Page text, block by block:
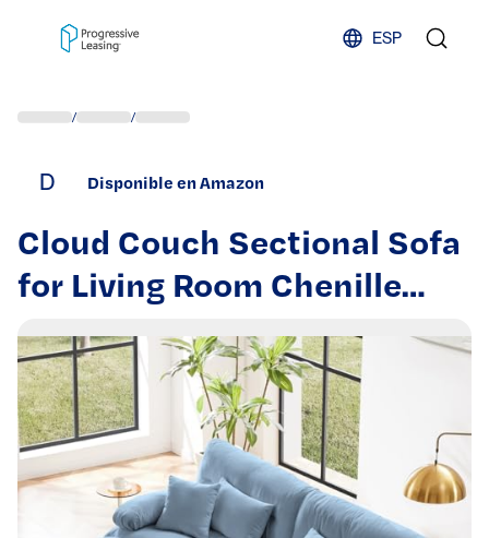
ESP
/ /
D Disponible en Amazon
Cloud Couch Sectional Sofa
for Living Room Chenille
Blue Exquisite Stylish
Design Living Room Decor
Comfortable Elegant
Seating